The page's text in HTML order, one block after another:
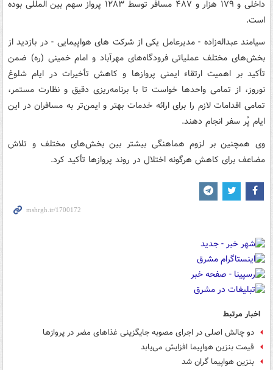
داخلی و ۱۷۹ هزار و ۴۸۷ مسافر توسط ۱۲۸۳ پرواز سهم بین المللی بوده
است.
سیامند عبداله‌زاده - مدیرعامل یکی از شرکت های هواپیمایی - در بازدید از
بخش‌های مختلف عملیاتی فرودگاه‌های مهرآباد و امام خمینی (ره) ضمن
تأکید بر اهمیت ارتقاء ایمنی پروازها و کاهش تأخیرات در ایام شلوغ
نوروز، از تمامی واحدها خواست تا با برنامه‌ریزی دقیق و نظارت مستمر،
تمامی اقدامات لازم را برای ارائه خدمات بهتر و ایمن‌تر به مسافران در این
ایام پُر سفر انجام دهند.
وی همچنین بر لزوم هماهنگی بیشتر بین بخش‌های مختلف و تلاش
مضاعف برای کاهش هرگونه اختلال در روند پروازها تأکید کرد.
اخبار مرتبط
دو چالش اصلی در اجرای مصوبه جایگزینی غذاهای مضر در پروازها
قیمت بنزین هواپیما افزایش می‌یابد
بنزین هواپیما گران شد